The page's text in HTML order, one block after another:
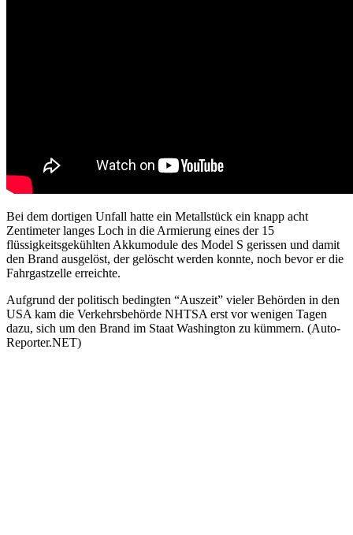
Bei dem dortigen Unfall hatte ein Metallstück ein knapp acht
Zentimeter langes Loch in die Armierung eines der 15
flüssigkeitsgekühlten Akkumodule des Model S gerissen und damit
den Brand ausgelöst, der gelöscht werden konnte, noch bevor er die
Fahrgastzelle erreichte.
Aufgrund der politisch bedingten “Auszeit” vieler Behörden in den
USA kam die Verkehrsbehörde NHTSA erst vor wenigen Tagen
dazu, sich um den Brand im Staat Washington zu kümmern. (Auto-
Reporter.NET)